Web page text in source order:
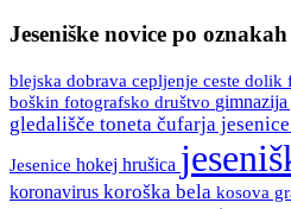
Jeseniške novice po oznakah
blejska dobrava cepljenje ceste dolik
boškin fotografsko društvo gimnazija
gledališče toneta čufarja jesenice
Jesenice hokej hrušica
koronavirus koroška bela kosova